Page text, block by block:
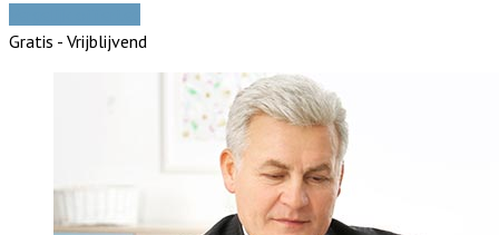
Gratis - Vrijblijvend